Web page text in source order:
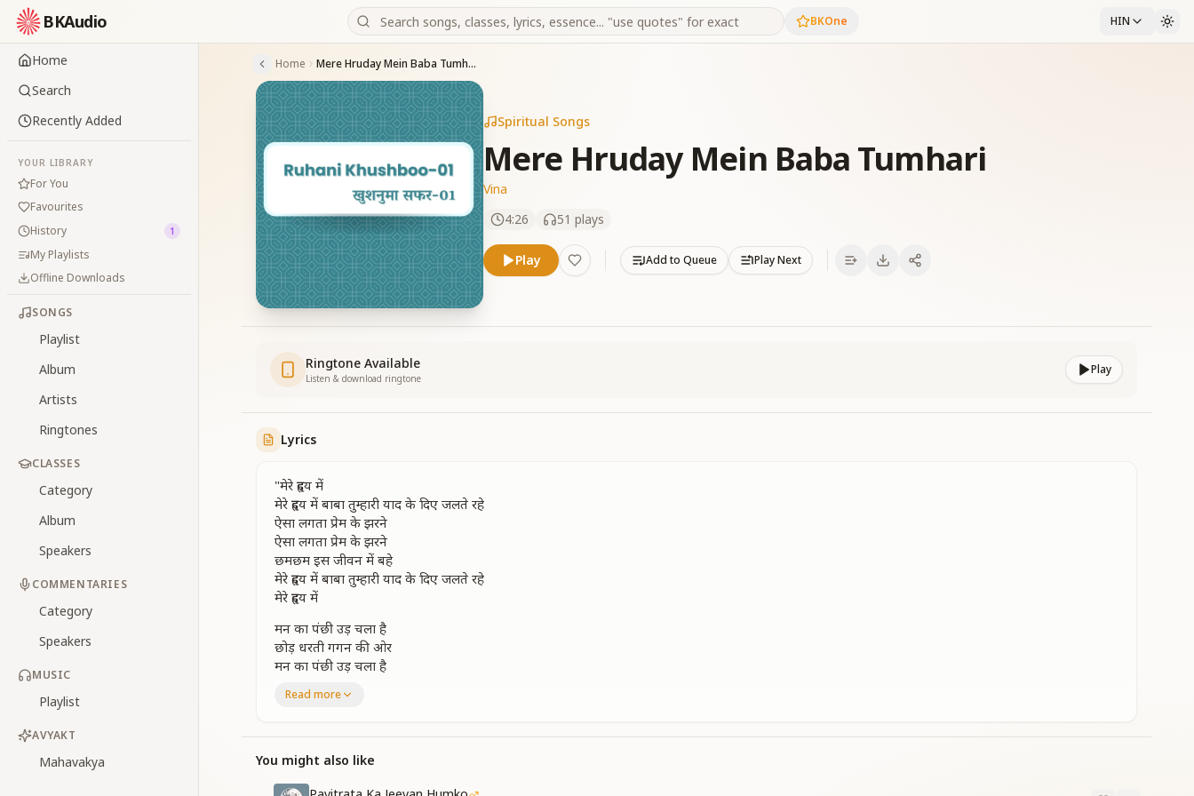
BKAudio BKOne HIN
Home
Search
Recently Added
YOUR LIBRARY
For You
Favourites
History
1
My Playlists
Offline Downloads
SONGS
Playlist
Album
Artists
Ringtones
CLASSES
Category
Album
Speakers
COMMENTARIES
Category
Speakers
MUSIC
Playlist
AVYAKT
Mahavakya
Home Mere Hruday Mein Baba Tumhari
Spiritual Songs
Mere Hruday Mein Baba Tumhari
Vina
4:26
51 plays
Play Add to Queue Play Next
Ringtone Available
Listen & download ringtone
Play
Lyrics
"मेरे हृदय में
मेरे हृदय में बाबा तुम्हारी याद के दिए जलते रहे
ऐसा लगता प्रेम के झरने
ऐसा लगता प्रेम के झरने
छमछम इस जीवन में बहे
मेरे हृदय में बाबा तुम्हारी याद के दिए जलते रहे
मेरे हृदय में
मन का पंछी उड़ चला है
छोड़ धरती गगन की ओर
मन का पंछी उड़ चला है
ऐसी प्रीत तुमसे बाबा
जैसे है चांद चकोर
सुनते तुम्ही से इन्ही कानो में
Read more
You might also like